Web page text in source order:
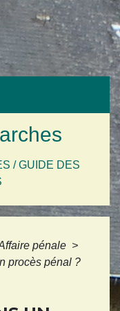
/GUIDE DES
pénale >
procès pénal ?